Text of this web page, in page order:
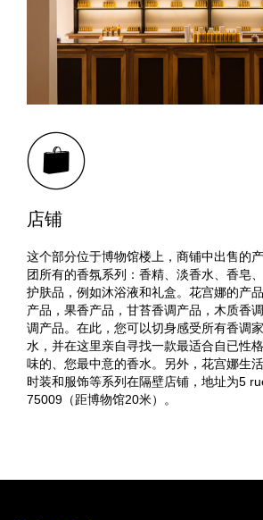
店铺
这个部分位于博物馆楼上，商铺中出售的
团所有的香氛系列：香精、淡香水、香皂
护肤品，例如沐浴液和礼盒。花宫娜的产
产品，果香产品，甘苔香调产品，木质香
调产品。在此，您可以切身感受所有香调
水，并在这里亲自寻找一款最适合自已性
味的、您最中意的香水。另外，花宫娜生
时装和服饰等系列在隔壁店铺，地址为5
75009（距博物馆20米）。